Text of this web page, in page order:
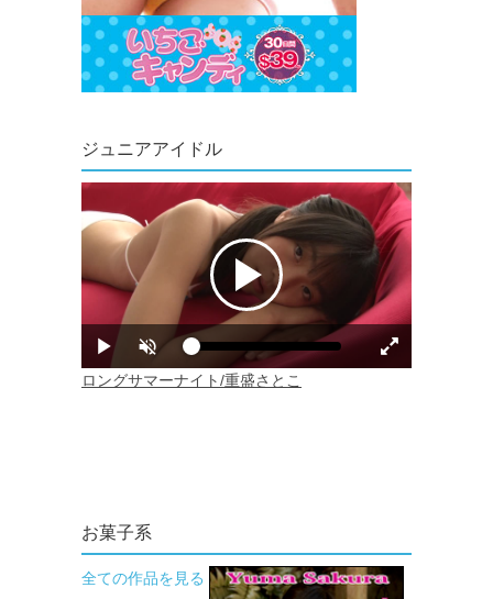
ジュニアアイドル
お菓子系
全ての作品を見る